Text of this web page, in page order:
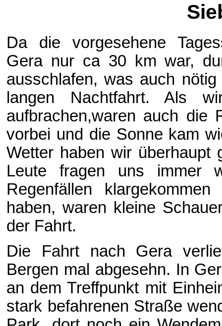
Da die vorgesehene
Gera nur ca 30 km war,
ausschlafen, was auch
langen Nachtfahrt. Als
aufbrachen,waren auch die
vorbei und die Sonne kam
Wetter haben wir überhaupt
Leute fragen uns immer
Regenfällen
haben, waren kleine
der Fahrt.
Die Fahrt nach Gera
Bergen mal abgesehn. In
an dem Treffpunkt mit
stark befahrenen Straße